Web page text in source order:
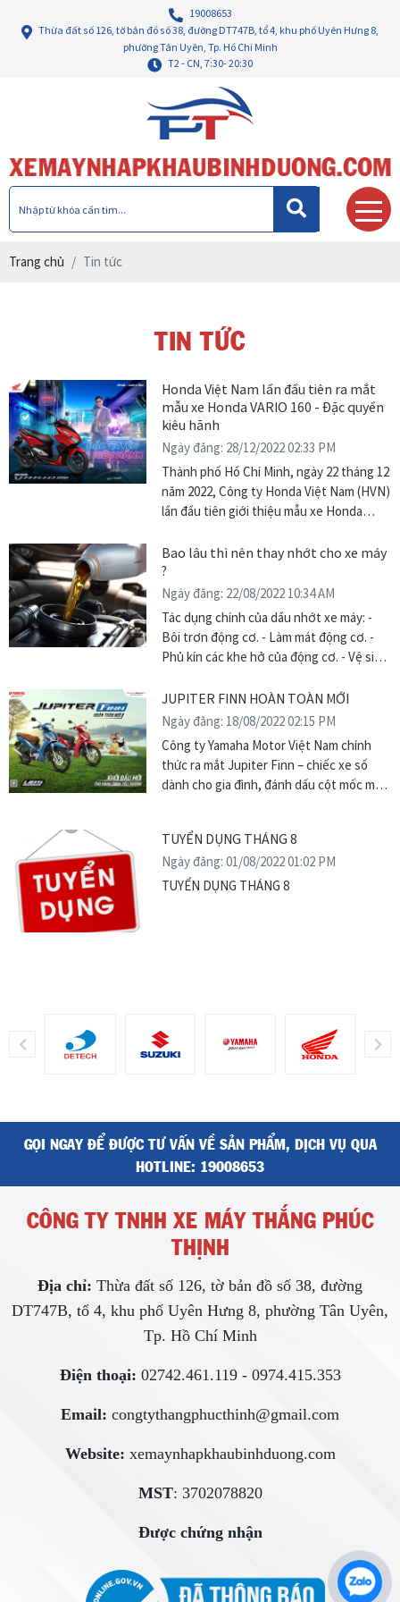
19008653
Thừa đất số 126, tờ bản đồ số 38, đường DT747B, tổ 4, khu phố Uyên Hưng 8,
phường Tân Uyên, Tp. Hồ Chí Minh
T2 - CN, 7:30- 20:30
Trang chủ Tin tức
TIN TỨC
Honda Việt Nam lần đầu tiên ra mắt
mẫu xe Honda VARIO 160 - Đặc quyền
kiêu hãnh
Ngày đăng: 28/12/2022 02:33 PM
Thành phố Hồ Chí Minh, ngày 22 tháng 12
năm 2022, Công ty Honda Việt Nam (HVN)
lần đầu tiên giới thiệu mẫu xe Honda
và phân phối chính hãng tại hệ thống Cửa
hàng Bán xe và Dịch vụ do Honda Ủy
nhiệm.
Bao lâu thì nên thay nhớt cho xe máy
?
Ngày đăng: 22/08/2022 10:34 AM
Tác dụng chính của dầu nhớt xe máy: -
Bôi trơn động cơ. - Làm mát động cơ. -
Phủ kín các khe hở của động cơ. - Vệ sinh
gỉ sét.
JUPITER FINN HOÀN TOÀN MỚI
Ngày đăng: 18/08/2022 02:15 PM
Công ty Yamaha Motor Việt Nam chính
thức ra mắt Jupiter Finn – chiếc xe số
dành cho gia đình, đánh dấu cột mốc mới
TUYỂN DỤNG THÁNG 8
Ngày đăng: 01/08/2022 01:02 PM
TUYỂN DỤNG THÁNG 8
GỌI NGAY ĐỂ ĐƯỢC TƯ VẤN VỀ SẢN PHẨM, DỊCH VỤ QUA
HOTLINE: 19008653
CÔNG TY TNHH XE MÁY THẮNG PHÚC
THỊNH
Địa chỉ: Thừa đất số 126, tờ bản đồ số 38, đường
DT747B, tổ 4, khu phố Uyên Hưng 8, phường Tân Uyên,
Tp. Hồ Chí Minh
Điện thoại: 02742.461.119 - 0974.415.353
Email: congtythangphucthinh@gmail.com
Website: xemaynhapkhaubinhduong.com
MST: 3702078820
Được chứng nhận